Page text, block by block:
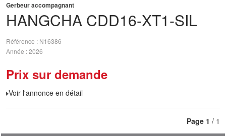
HANGCHA CDD16-XT1-SIL
Gerbeur accompagnant
Référence
N16386
Année 2026
Prix sur demande
Voir l'annonce en détail
Page 1 / 1